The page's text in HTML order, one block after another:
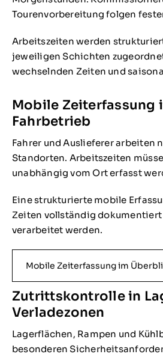
Tourenvorbereitung folgen
Arbeitszeiten werden
jeweiligen Schichten
wechselnden Zeiten und
Mobile Zeiterfassung
Fahrbetrieb
Fahrer und Auslieferer arbeiten
Standorten. Arbeitszeiten
unabhängig vom Ort erfasst
Eine strukturierte mobile
Zeiten vollständig dokumentiert
verarbeitet werden.
Mobile Zeiterfassung im
Zutrittskontrolle in
Verladezonen
Lagerflächen, Rampen und
besonderen